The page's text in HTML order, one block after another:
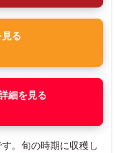
る
細を見る
。旬の時期に収穫し